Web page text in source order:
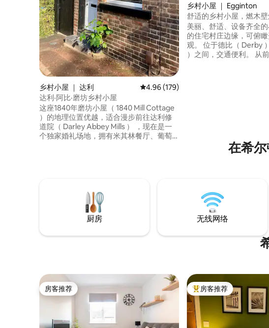
乡村小屋 ｜ 达利 平均评分 4.96 分（满分 5 分），共 179
4.96 (179)
达利·阿比·磨坊乡村小屋
这座1840年磨坊小屋（ 1840 Mill Cottage
）的地理位置优越，适合漫步前往达利修
道院（ Darley Abbey Mills ） ，现在是一
个独家婚礼场地，拥有米其林餐厅、葡萄
间，这是Old Mills附近非常难得的房源。 附
注：楼梯可能很陡，不适合体弱者。
乡村小屋 ｜ Egginton
舒适的乡村小屋，燃木
电桩，花园
美丽、舒适、设备齐全
的住宅村庄边缘，可俯
观。 位于德比（ Derby ）和伯顿（ Burton
）之间，交通便利。 从前门步行很棒。35
在希
厨房 无线网络
房客推荐
房客推荐 热门「房客推荐」
房客推荐